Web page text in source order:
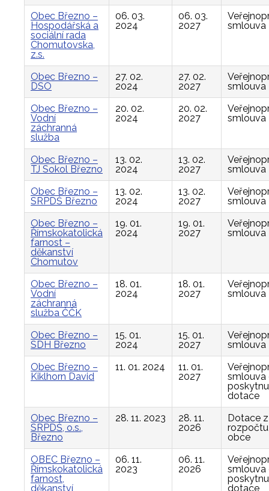
Obec Březno –
Hospodářská a
sociální rada
Chomutovska,
z.s.
06. 03.
2024
06. 03.
2027
smlouva
Obec Březno –
DSO
27. 02.
2024
27. 02.
2027
smlouva
Obec Březno –
Vodní
záchranná
služba
20. 02.
2024
20. 02.
2027
smlouva
Obec Březno –
TJ Sokol Březno
13. 02.
2024
13. 02.
2027
smlouva
Obec Březno –
SRPDŠ Březno
13. 02.
2024
13. 02.
2027
smlouva
Obec Březno –
Římskokatolická
farnost –
děkanství
Chomutov
19. 01.
2024
19. 01.
2027
smlouva
Obec Březno –
Vodní
záchranná
služba ČČK
18. 01.
2024
18. 01.
2027
smlouva
Obec Březno –
SDH Březno
15. 01.
2024
15. 01.
2027
smlouva
Obec Březno –
Kiklhorn David
11. 01. 2024
11. 01.
2027
smlouva
dotace
Obec Březno –
SRPDŠ, o.s.,
Březno
28. 11. 2023
28. 11.
2026
Dotace z
rozpočtu
obce
OBEC Březno –
Římskokatolická
farnost,
děkanství
06. 11.
2023
06. 11.
2026
smlouva
dotace